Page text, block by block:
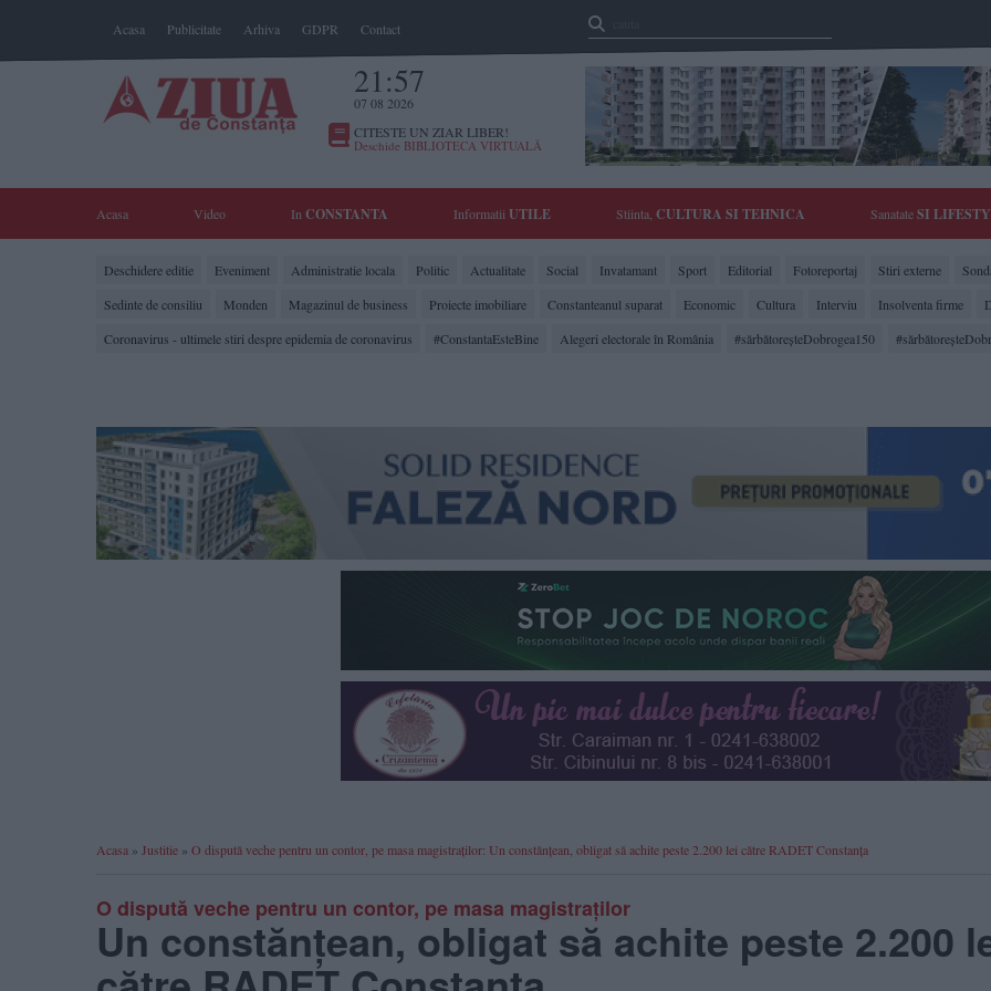
Acasa Publicitate Arhiva GDPR Contact
21:57
07 08 2026
CITESTE UN ZIAR LIBER!
Deschide BIBLIOTECA VIRTUALĂ
Acasa Video In CONSTANTA Informatii UTILE Stiinta, CULTURA SI TEHNICA SanatateSI
Deschidere editie Eveniment Administratie locala Politic Actualitate Social Invatamant Sport Editorial Fotoreportaj Stiri externe
Sedinte de consiliu
Monden Magazinul de business Proiecte imobiliare Constanteanul suparat Economic Cultura Interviu Insolventa firme
Coronavirus - ultimele stiri despre epidemia de coronavirus
#ConstantaEsteBine Alegeri electorale în România #sărbătoreşteDobrogea150
Acasa » Justitie » O dispută veche pentru un contor, pe masa magistraților: Un constănțean, obligat să achite peste 2.200 lei către RADET Constanța
O dispută veche pentru un contor, pe masa magistraților
Un constănțean, obligat să achite peste 2.200